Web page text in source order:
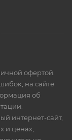
офертой.
на сайте
об
интернет-сайт,
и ценах,